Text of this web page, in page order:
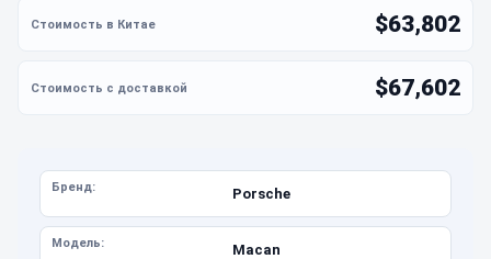
$63,802
$67,602
Бренд: Porsche
Модель: Macan